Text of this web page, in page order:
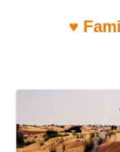
♥